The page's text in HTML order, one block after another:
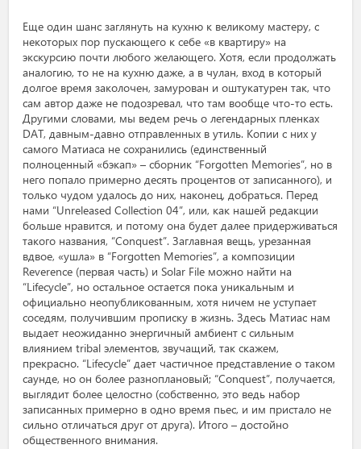
Еще один шанс заглянуть на кухню к великому мастеру, с
некоторых пор пускающего к себе «в квартиру» на
экскурсию почти любого желающего. Хотя, если продолжать
аналогию, то не на кухню даже, а в чулан, вход в который
долгое время заколочен, замурован и оштукатурен так, что
сам автор даже не подозревал, что там вообще что-то есть.
Другими словами, мы ведем речь о легендарных пленках
DAT, давным-давно отправленных в утиль. Копии с них у
самого Матиаса не сохранились (единственный
полноценный «бэкап» – сборник “Forgotten Memories”, но в
него попало примерно десять процентов от записанного), и
только чудом удалось до них, наконец, добраться. Перед
нами “Unreleased Collection 04”, или, как нашей редакции
больше нравится, и потому она будет далее придерживаться
такого названия, “Conquest”. Заглавная вещь, урезанная
вдвое, «ушла» в “Forgotten Memories”, а композиции
Reverence (первая часть) и Solar File можно найти на
“Lifecycle”, но остальное остается пока уникальным и
официально неопубликованным, хотя ничем не уступает
соседям, получившим прописку в жизнь. Здесь Матиас нам
выдает неожиданно энергичный амбиент с сильным
влиянием tribal элементов, звучащий, так скажем,
прекрасно. “Lifecycle” дает частичное представление о таком
саунде, но он более разноплановый; “Conquest”, получается,
выглядит более целостно (собственно, это ведь набор
записанных примерно в одно время пьес, и им пристало не
сильно отличаться друг от друга). Итого – достойно
общественного внимания.